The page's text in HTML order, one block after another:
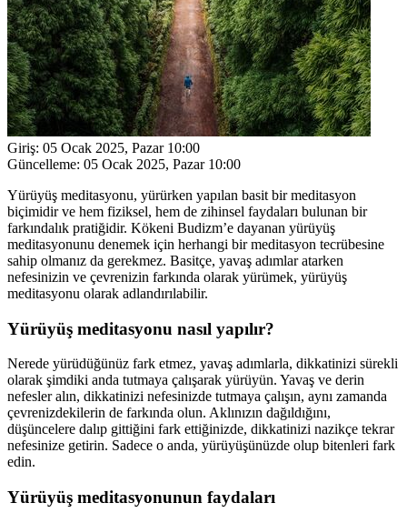
Giriş: 05 Ocak 2025, Pazar 10:00
Güncelleme: 05 Ocak 2025, Pazar 10:00
Yürüyüş meditasyonu, yürürken yapılan basit bir meditasyon
biçimidir ve hem fiziksel, hem de zihinsel faydaları bulunan bir
farkındalık pratiğidir. Kökeni Budizm’e dayanan yürüyüş
meditasyonunu denemek için herhangi bir meditasyon tecrübesine
sahip olmanız da gerekmez. Basitçe, yavaş adımlar atarken
nefesinizin ve çevrenizin farkında olarak yürümek, yürüyüş
meditasyonu olarak adlandırılabilir.
Yürüyüş meditasyonu nasıl yapılır?
Nerede yürüdüğünüz fark etmez, yavaş adımlarla, dikkatinizi sürekli
olarak şimdiki anda tutmaya çalışarak yürüyün. Yavaş ve derin
nefesler alın, dikkatinizi nefesinizde tutmaya çalışın, aynı zamanda
çevrenizdekilerin de farkında olun. Aklınızın dağıldığını,
düşüncelere dalıp gittiğini fark ettiğinizde, dikkatinizi nazikçe tekrar
nefesinize getirin. Sadece o anda, yürüyüşünüzde olup bitenleri fark
edin.
Yürüyüş meditasyonunun faydaları